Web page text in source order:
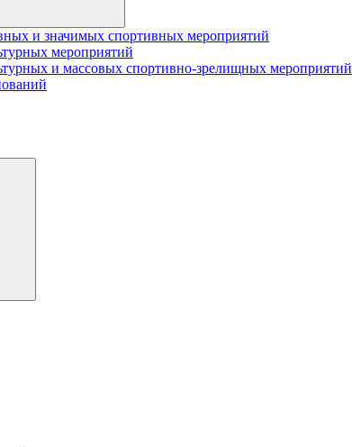
и значимых спортивных мероприятий
мероприятий
и массовых спортивно-зрелищных мероприятий